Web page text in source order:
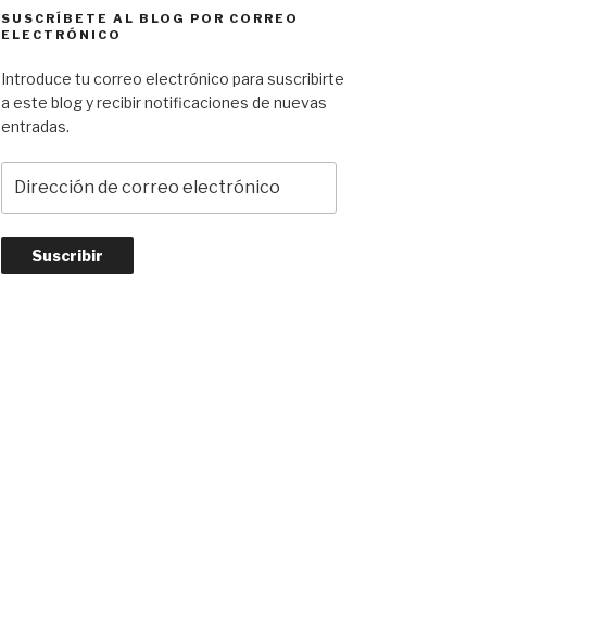
SUSCRÍBETE AL BLOG POR CORREO
ELECTRÓNICO
Introduce tu correo electrónico para suscribirte
a este blog y recibir notificaciones de nuevas
entradas.
e
c